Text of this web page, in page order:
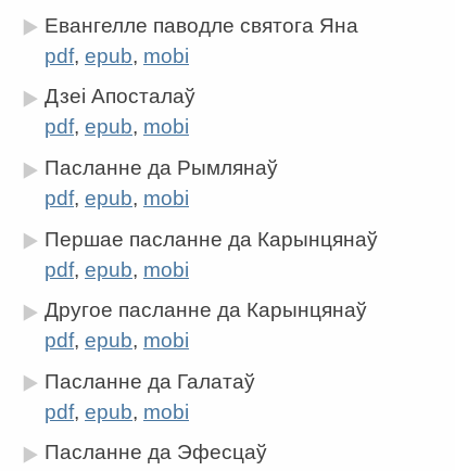
Евангелле паводле святога Яна
pdf, epub, mobi
Дзеі Апосталаў
pdf, epub, mobi
Пасланне да Рымлянаў
pdf, epub, mobi
Першае пасланне да Карынцянаў
pdf, epub, mobi
Другое пасланне да Карынцянаў
pdf, epub, mobi
Пасланне да Галатаў
pdf, epub, mobi
Пасланне да Эфесцаў